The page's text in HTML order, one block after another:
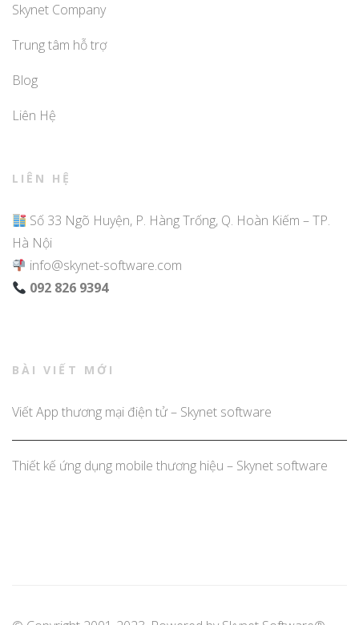
Skynet Company
Trung tâm hỗ trợ
Blog
Liên Hệ
LIÊN HỆ
Số 33 Ngõ Huyện, P. Hàng Trống, Q. Hoàn Kiếm – TP.
Hà Nội
info@skynet-software.com
092 826 9394
BÀI VIẾT MỚI
Viết App thương mại điện tử – Skynet software
Thiết kế ứng dụng mobile thương hiệu – Skynet software